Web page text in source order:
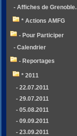
- Affiches de Grenoble.
* Actions AMFG
- Pour Participer
- Calendrier
- Reportages
* 2011
- 22.07.2011
- 29.07.2011
- 05.08.2011
- 09.09.2011
- 23.09.2011